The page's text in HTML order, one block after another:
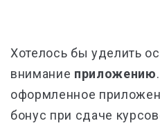
Хотелось бы уделить
внимание приложению
оформленное
бонус при сдаче